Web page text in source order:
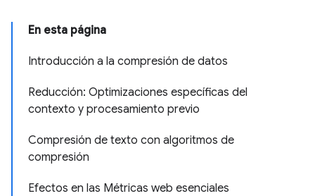
En esta página
Introducción a la compresión de datos
Reducción: Optimizaciones específicas del
contexto y procesamiento previo
Compresión de texto con algoritmos de
compresión
Efectos en las Métricas web esenciales